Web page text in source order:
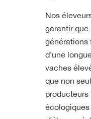
Nos
garantir que
générations
d’une
vaches
que non
producteurs